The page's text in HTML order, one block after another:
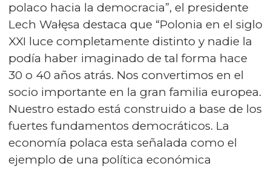
polaco hacia la democracia”, el presidente
Lech Wałęsa destaca que “Polonia en el siglo
XXI luce completamente distinto y nadie la
podía haber imaginado de tal forma hace
30 o 40 años atrás. Nos convertimos en el
socio importante en la gran familia europea.
Nuestro estado está construido a base de los
fuertes fundamentos democráticos. La
economía polaca esta señalada como el
ejemplo de una política económica